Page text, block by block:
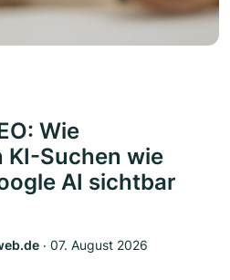
Wie
KI-Suchen wie
AI sichtbar
‧ 07. August 2026